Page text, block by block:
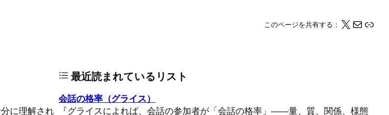
このページを共有する： X メール このページの情報をクリップボードにコピーする
に理解され
最近読まれているリスト
会話の格率（グライス）
『グライスによれば、会話の参加者が「会話の格率」――量、質、関係、様態